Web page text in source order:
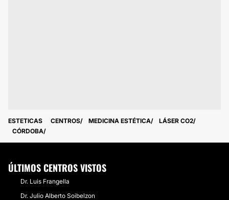
ESTETICAS CENTROS MEDICINA ESTÉTICA
LÁSER CO2
CÓRDOBA
ÚLTIMOS CENTROS VISTOS
Dr. Luis Frangella
Dr. Julio Alberto Soibelzon